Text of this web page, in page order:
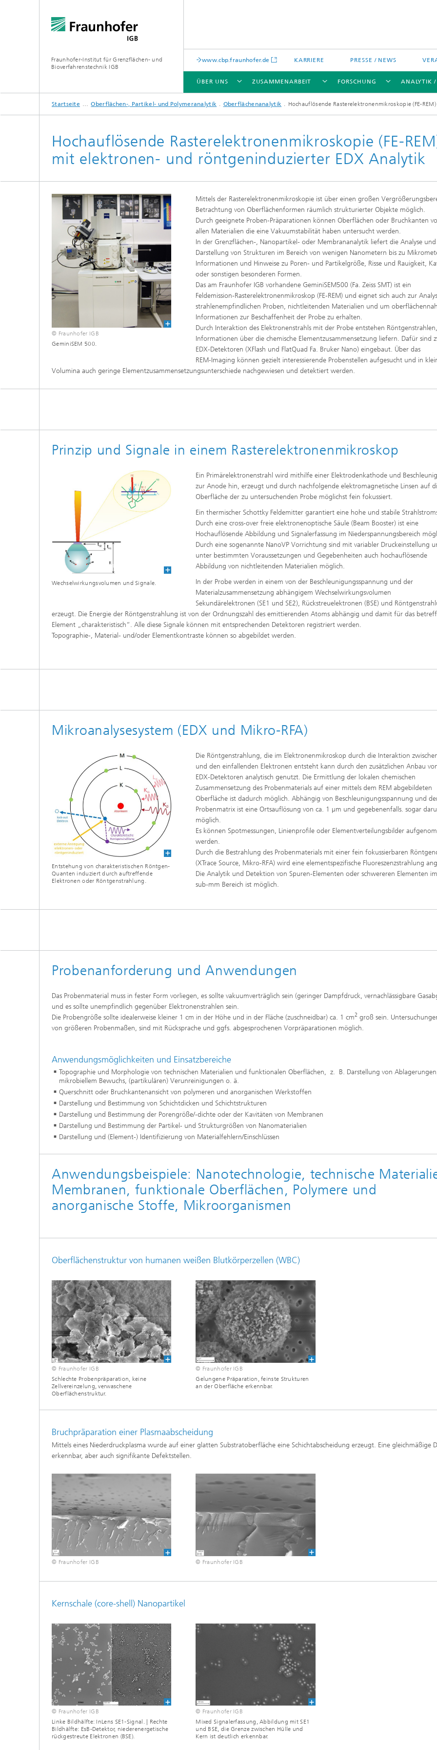
Fraunhofer-Institut für Grenzflächen- und
Bioverfahrenstechnik IGB
www.cbp.fraunhofer.de KARRIERE PRESSE / NEWS
ÜBER UNS
ÜBER UNS
ZUSAMMENARBEIT
ZUSAMMENARBEIT
FORSCHUNG
FORSCHUNG
In-vitro-Diagnostik Biofabrikation
Materialien
Beschichtungen und
Beschichtungstechnologien
Verfahren
Diagnostik, Qualitätskontrolle und
Screening
Dreidimensionale (3D) Hautmodelle
als In-vitro-Testsysteme
Dreidimensionale (3D) Mikrogewebe:
Organoide und Sphäroide
Wassertechnologien
Membranen
Gewinnung von Biogas durch
Hochlastfaulung von
Rückgewinnung von Nährstoffen
Reststoffströmen zur Herstellung
von Düngemitteln
®
Biofilme und Hygiene
Biobasierte Polymere und Additive
Zukunftsmaterialien
Industrielle Biotechnologie
2
Infektionen – Prävention,
Wirkstoffentwicklung
ANALYTIK /
ANALYTIK / PRÜFUNG
Oberflächenanalytik
Weitere analytische Methoden
PUBLIKATIONEN
Startseite Oberflächen-, Partikel- und Polymeranalytik Oberflächenanalytik Hochauflösende Rasterelektronenmikroskopie (FE-
Hochauflösende Rasterelektronenmikroskopie (FE-
mit elektronen- und röntgeninduzierter EDX Analytik
© Fraunhofer IGB
GeminiSEM 500.
Mittels der Rasterelektronenmikroskopie ist über einen großen
Betrachtung von Oberflächenformen räumlich strukturierter Objekte möglich.
Durch geeignete Proben‑Präparationen können Oberflächen oder Bruchkanten
allen Materialien die eine Vakuumstabilität haben untersucht werden.
In der Grenzflächen-, Nanopartikel- oder Membrananalytik liefert die Analyse und
Darstellung von Strukturen im Bereich von wenigen Nanometern bis zu
Informationen und Hinweise zu Poren- und Partikelgröße, Risse und Rauigkeit,
oder sonstigen besonderen Formen.
Das am Fraunhofer IGB vorhandene GeminiSEM500 (Fa. Zeiss SMT) ist ein
Feldemission‑Rasterelektronenmikroskop (FE‑REM) und eignet sich auch zur
strahlenempfindlichen Proben, nichtleitenden Materialien und um
Informationen zur Beschaffenheit der Probe zu erhalten.
Durch Interaktion des Elektronenstrahls mit der Probe entstehen
Informationen über die chemische Elementzusammensetzung liefern. Dafür sind
EDX‑Detektoren (XFlash und FlatQuad Fa. Bruker Nano) eingebaut. Über das
REM‑Imaging können gezielt interessierende Probenstellen aufgesucht und in
Volumina auch geringe Elementzusammensetzungsunterschiede nachgewiesen und detektiert werden.
Prinzip und Signale in einem Rasterelektronenmikroskop
Wechselwirkungsvolumen und Signale.
Ein Primärelektronenstrahl wird mithilfe einer Elektrodenkathode und
zur Anode hin, erzeugt und durch nachfolgende elektromagnetische Linsen auf
Oberfläche der zu untersuchenden Probe möglichst fein fokussiert.
Ein thermischer Schottky Feldemitter garantiert eine hohe und stabile
Durch eine cross‑over freie elektronenoptische Säule (Beam Booster) ist eine
Hochauflösende Abbildung und Signalerfassung im Niederspannungsbereich
Durch eine sogenannte NanoVP Vorrichtung sind mit variabler Druckeinstellung
unter bestimmten Voraussetzungen und Gegebenheiten auch hochauflösende
Abbildung von nichtleitenden Materialien möglich.
In der Probe werden in einem von der Beschleunigungsspannung und der
Materialzusammensetzung abhängigem Wechselwirkungsvolumen
Sekundärelektronen (SE1 und SE2), Rückstreuelektronen (BSE) und
erzeugt. Die Energie der Röntgenstrahlung ist von der Ordnungszahl des emittierenden Atoms abhängig und damit für das
Element „charakteristisch“. Alle diese Signale können mit entsprechenden Detektoren registriert werden.
Topographie-, Material- und/oder Elementkontraste können so abgebildet werden.
Mikroanalysesystem (EDX und Mikro-RFA)
Entstehung von charakteristischen Röntgen-
Quanten induziert durch auftreffende
Elektronen oder Röntgenstrahlung.
Die Röntgenstrahlung, die im Elektronenmikroskop durch die Interaktion
und den einfallenden Elektronen entsteht kann durch den zusätzlichen Anbau
EDX‑Detektoren analytisch genutzt. Die Ermittlung der lokalen chemischen
Zusammensetzung des Probenmaterials auf einer mittels dem REM abgebildeten
Oberfläche ist dadurch möglich. Abhängig von Beschleunigungsspannung und
Probenmatrix ist eine Ortsauflösung von ca. 1 µm und gegebenenfalls. sogar
möglich.
Es können Spotmessungen, Linienprofile oder Elementverteilungsbilder
werden.
Durch die Bestrahlung des Probenmaterials mit einer fein fokussierbaren
(XTrace Source, Mikro‑RFA) wird eine elementspezifische Fluoreszenzstrahlung
Die Analytik und Detektion von Spuren-Elementen oder schwereren Elementen
sub‑mm Bereich ist möglich.
Probenanforderung und Anwendungen
Das Probenmaterial muss in fester Form vorliegen, es sollte vakuumverträglich sein (geringer Dampfdruck, vernachlässigbare
und es sollte unempfindlich gegenüber Elektronenstrahlen sein.
Die Probengröße sollte idealerweise kleiner 1 cm in der Höhe und in der Fläche (zuschneidbar) ca. 1 cm2 groß sein.
von größeren Probenmaßen, sind mit Rücksprache und ggfs. abgesprochenen Vorpräparationen möglich.
Anwendungsmöglichkeiten und Einsatzbereiche
Topographie und Morphologie von technischen Materialien und funktionalen Oberflächen, z. B. Darstellung von
mikrobiellem Bewuchs, (partikulären) Verunreinigungen o. ä.
Querschnitt oder Bruchkantenansicht von polymeren und anorganischen Werkstoffen
Darstellung und Bestimmung von Schichtdicken und Schichtstrukturen
Darstellung und Bestimmung der Porengröße/-dichte oder der Kavitäten von Membranen
Darstellung und Bestimmung der Partikel- und Strukturgrößen von Nanomaterialien
Darstellung und (Element-) Identifizierung von Materialfehlern/Einschlüssen
Anwendungsbeispiele: Nanotechnologie, technische
Membranen, funktionale Oberflächen, Polymere und
anorganische Stoffe, Mikroorganismen
Oberflächenstruktur von humanen weißen Blutkörperzellen (WBC)
© Fraunhofer IGB
Schlechte Probenpräparation, keine
Zellvereinzelung, verwaschene
Oberflächenstruktur.
© Fraunhofer IGB
Gelungene Präparation, feinste Strukturen
an der Oberfläche erkennbar.
Bruchpräparation einer Plasmaabscheidung
Mittels eines Niederdruckplasma wurde auf einer glatten Substratoberfläche eine Schichtabscheidung erzeugt. Eine gleichmäßige
erkennbar, aber auch signifikante Defektstellen.
© Fraunhofer IGB © Fraunhofer IGB
Kernschale (core-shell) Nanopartikel
© Fraunhofer IGB
Linke Bildhälfte: InLens SE1-Signal. | Rechte
Bildhälfte: EsB-Detektor, niederenergetische
rückgestreute Elektronen (BSE).
© Fraunhofer IGB
Mixed Signalerfassung, Abbildung mit SE1
und BSE, die Grenze zwischen Hülle und
Kern ist deutlich erkennbar.